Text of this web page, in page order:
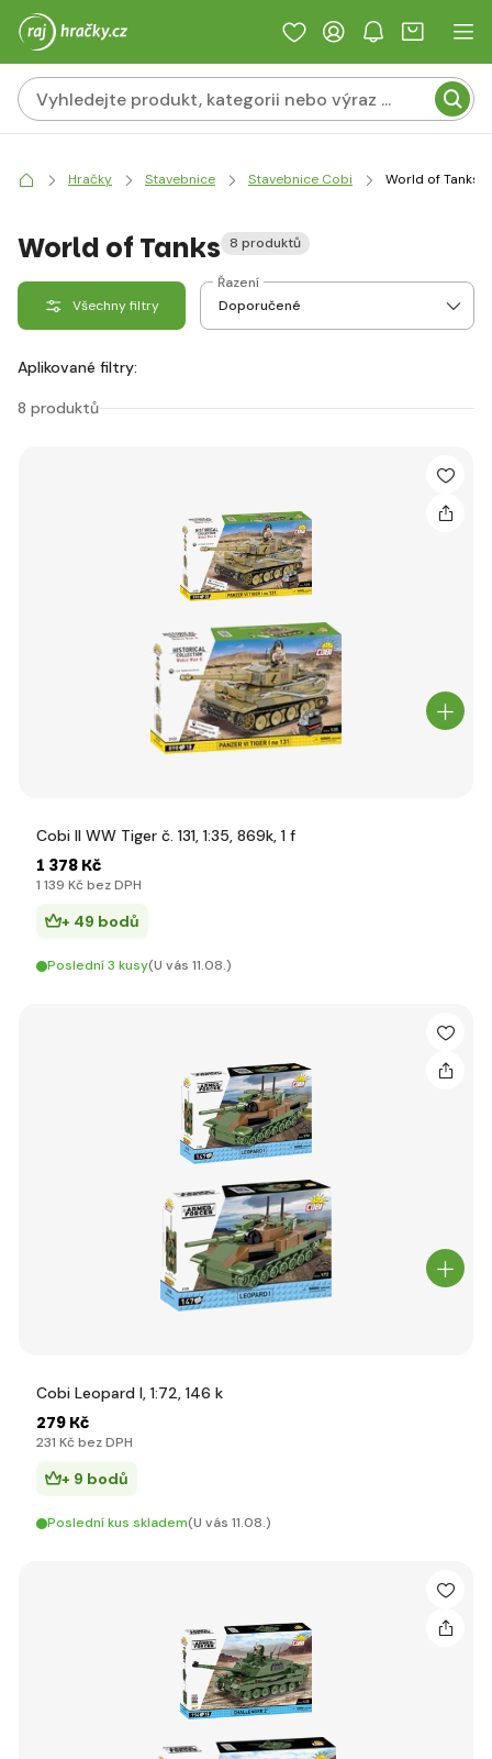
Hračky Stavebnice Stavebnice Cobi World of Tanks
World of Tanks 8 produktů
Všechny filtry
Řazení
Aplikované filtry:
8 produktů
Cobi II WW Tiger č. 131, 1:35, 869k, 1 f
1 378 Kč
1 139 Kč bez DPH
+ 49 bodů
Poslední 3 kusy(U vás 11.08.)
Cobi Leopard I, 1:72, 146 k
279 Kč
231 Kč bez DPH
+ 9 bodů
Poslední kus skladem(U vás 11.08.)